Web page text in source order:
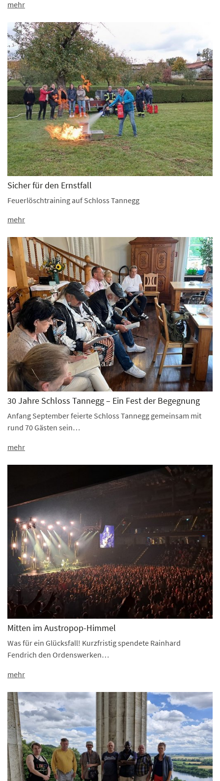
mehr
Sicher für den Ernstfall
Feuerlöschtraining auf Schloss Tannegg
mehr
30 Jahre Schloss Tannegg – Ein Fest der Begegnung
Anfang September feierte Schloss Tannegg gemeinsam mit
rund 70 Gästen sein…
mehr
Mitten im Austropop-Himmel
Was für ein Glücksfall! Kurzfristig spendete Rainhard
Fendrich den Ordenswerken…
mehr